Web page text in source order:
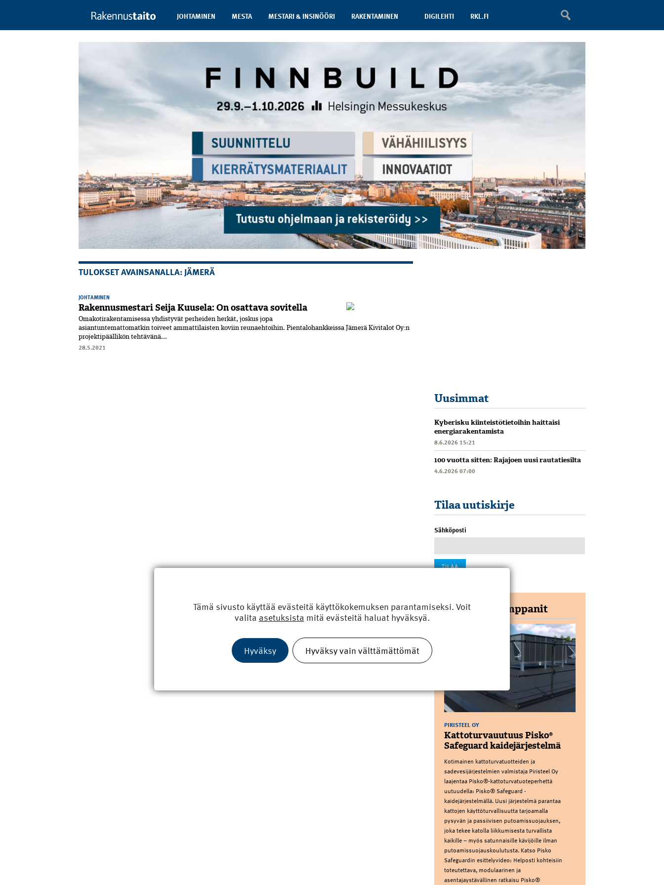
JOHTAMINEN MESTA MESTARI & INSINÖÖRI RAKENTAMINEN DIGILEHTI RKL.FI
TULOKSET AVAINSANALLA: JÄMERÄ
JOHTAMINEN
Rakennusmestari Seija Kuusela: On osattava sovitella
Omakotirakentamisessa yhdistyvät perheiden herkät, joskus jopa
asiantuntemattomatkin toiveet ammattilaisten koviin reunaehtoihin. Pientalohankkeissa Jämerä Kivi­talot Oy:n
projektipäällikön tehtävänä...
28.5.2021
Uusimmat
Kyberisku kiinteistötietoihin haittaisi
energiarakentamista
8.6.2026 15:21
100 vuotta sitten: Rajajoen uusi rautatiesilta
4.6.2026 07:00
Tilaa uutiskirje
Sähköposti
Yhteistyökumppanit
PIRISTEEL OY
Kattoturvauutuus Pisko®
Safeguard kaidejärjestelmä
Kotimainen kattoturvatuotteiden ja
sadevesijärjestelmien valmistaja Piristeel Oy
laajentaa Pisko®-kattoturvatuoteperhettä
uutuudella: Pisko® Safeguard -
kaidejärjestelmällä. Uusi järjestelmä parantaa
kattojen käyttöturvallisuutta tarjoamalla
pysyvän ja passiivisen putoamissuojauksen,
joka tekee katolla liikkumisesta turvallista
kaikille – myös satunnaisille kävijöille ilman
putoamissuojauskoulutusta. Katso Pisko
Safeguardin esittelyvideo: Helposti kohteisiin
toteutettava, modulaarinen ja
asentajaystävällinen ratkaisu Pisko®
Tämä sivusto käyttää evästeitä käyttökokemuksen parantamiseksi. Voit
valita asetuksista mitä evästeitä haluat hyväksyä.
Hyväksy Hyväksy vain välttämättömät